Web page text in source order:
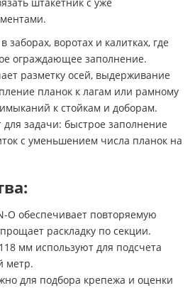
штакетник с уже
воротах и калитках, где
ограждающее заполнение.
разметку осей, выдерживание
планок к лагам или рамному
к стойкам и доборам.
для задачи: быстрое заполнение
с уменьшением числа планок на
O обеспечивает повторяемую
раскладку по секции.
мм используют для подсчета
метр.
для подбора крепежа и оценки